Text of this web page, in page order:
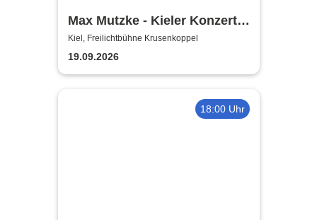
Max Mutzke - Kieler Konzert
gegen die Kälte
Kiel, Freilichtbühne Krusenkoppel
19.09.2026
18:00 Uhr